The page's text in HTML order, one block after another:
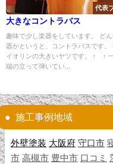
代表
大きなコントラバス
趣味で少し楽器をしています。 ど
器かというと、コントラバスです。
イオリンの大きいヤツです。 ↑ ↑
端の立って弾いてい...
施工事例地域
外壁塗装 大阪府 守口市
市 高槻市 豊中市 口コミ